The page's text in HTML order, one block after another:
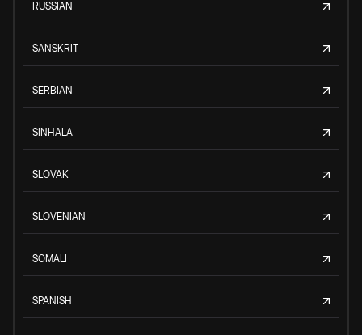
RUSSIAN
SANSKRIT
SERBIAN
SINHALA
SLOVAK
SLOVENIAN
SOMALI
SPANISH